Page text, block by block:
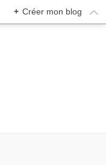
+ Créer mon blog